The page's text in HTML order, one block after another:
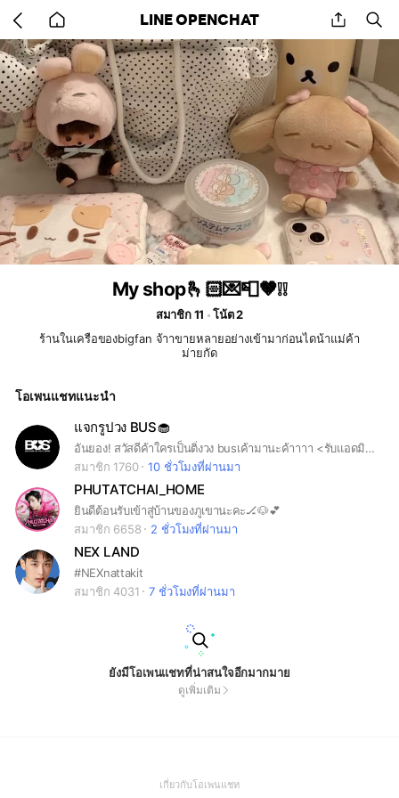
back
to
home
LINE OPENCHAT share
My shop🫰🏻💌📮🤎❕❕
สมาชิก 11
โน้ต 2
ร้านในเครือของbigfan จ้าาขายหลายอย่างเข้ามาก่อนไดน้าแม่ค้า
ม่ายกัด
โอเพนแชทแนะนำ
แจกรูปวง BUS🧁
อันยอง! สวัสดีค้าใครเป็นติ่งวง busเค้ามานะค้าาาา <รับแอดมินแค่ 14 คนน้าา> กฏน้าาา ห้ามแจกรูปเป็นวงอื่นๆ ห้ามเข้ามาป่วน ห้ามโกหก ห้ามเข้าๆออกๆ ห้ามก๊อปกลุ่ม ห้ามก๊อปตำแหน่ง ห้ามพูดคำหยาบ ห้ามทะเลาะกัน โปรยกลุ่มได้ ขอบคุณที่อ่านจนจบค่าา{감사합니다.}
สมาชิก 1760
10 ชั่วโมงที่ผ่านมา
PHUTATCHAI_HOME
ยินดีต้อนรับเข้าสู่บ้านของภูเขานะคะ🏒🐶💕
สมาชิก 6658
2 ชั่วโมงที่ผ่านมา
NEX LAND
#NEXnattakit
สมาชิก 4031
7 ชั่วโมงที่ผ่านมา
ยังมีโอเพนแชทที่น่าสนใจอีกมากมาย
ดูเพิ่มเติม
เกี่ยวกับโอเพนแชท(Open